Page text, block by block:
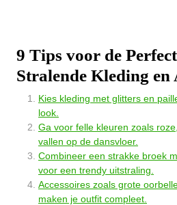
9 Tips voor de
Stralende Kleding en
Kies kleding met glitters en
look.
Ga voor felle kleuren zoals
vallen op de dansvloer.
Combineer een strakke broek
voor een trendy uitstraling.
Accessoires zoals grote
maken je outfit compleet.